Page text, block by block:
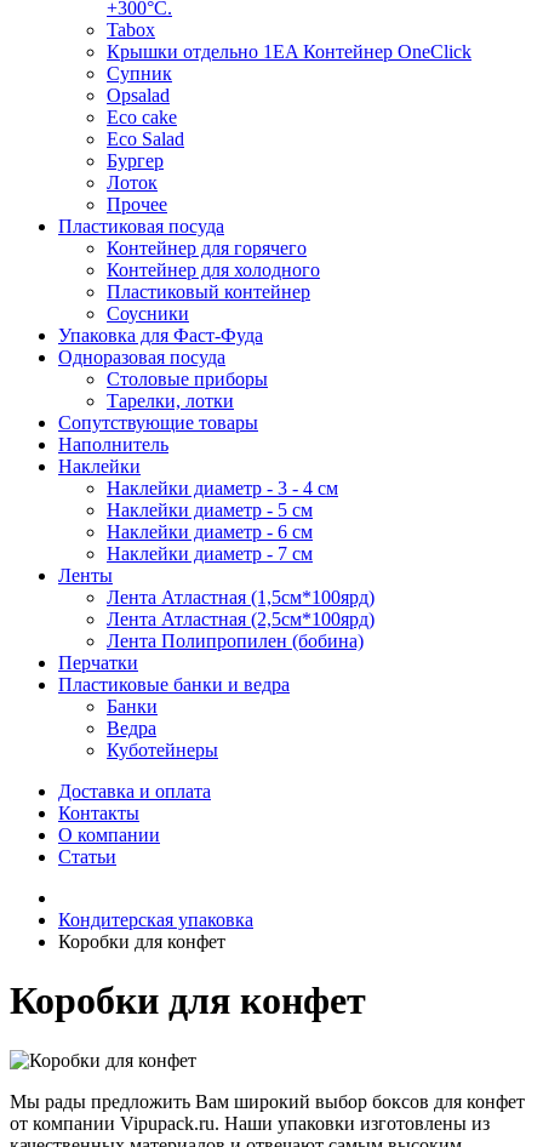
+300°C.
Tabox
Крышки отдельно 1EA Контейнер OneClick
Супник
Opsalad
Eco cake
Eco Salad
Бургер
Лоток
Прочее
Пластиковая посуда
Контейнер для горячего
Контейнер для холодного
Пластиковый контейнер
Соусники
Упаковка для Фаст-Фуда
Одноразовая посуда
Столовые приборы
Тарелки, лотки
Сопутствующие товары
Наполнитель
Наклейки
Наклейки диаметр - 3 - 4 см
Наклейки диаметр - 5 см
Наклейки диаметр - 6 см
Наклейки диаметр - 7 см
Ленты
Лента Атластная (1,5см*100ярд)
Лента Атластная (2,5см*100ярд)
Лента Полипропилен (бобина)
Перчатки
Пластиковые банки и ведра
Банки
Ведра
Куботейнеры
Доставка и оплата
Контакты
О компании
Статьи
Кондитерская упаковка
Коробки для конфет
Коробки для конфет
Мы рады предложить Вам широкий выбор боксов для конфет
от компании Vipupack.ru. Наши упаковки изготовлены из